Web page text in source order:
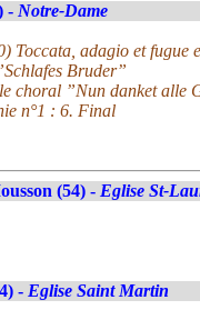
- Notre-Dame
Toccata, adagio et fugue
Bruder”
choral ”Nun danket alle
n°1 : 6. Final
(54) - Eglise St-
- Eglise Saint Martin